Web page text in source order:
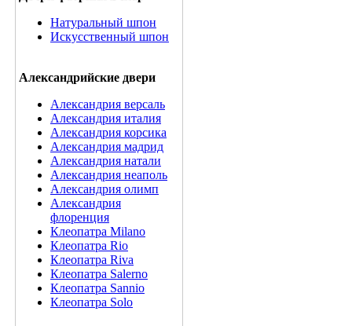
Натуральный шпон
Искусственный шпон
Александрийские двери
Александрия версаль
Александрия италия
Александрия корсика
Александрия мадрид
Александрия натали
Александрия неаполь
Александрия олимп
Александрия
флоренция
Клеопатра Milano
Клеопатра Rio
Клеопатра Riva
Клеопатра Salerno
Клеопатра Sannio
Клеопатра Solo